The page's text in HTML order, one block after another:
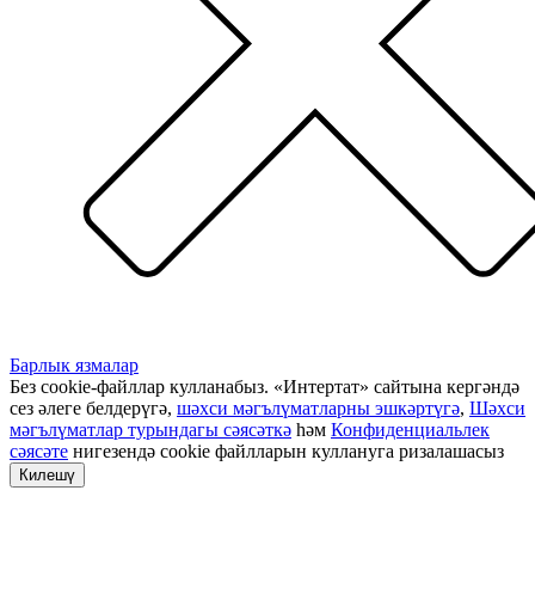
Барлык язмалар
Без cookie-файллар кулланабыз. «Интертат» сайтына кергәндә
сез әлеге белдерүгә, шәхси мәгълүматларны эшкәртүгә, Шәхси
мәгълүматлар турындагы сәясәткә һәм Конфиденциальлек
сәясәте нигезендә cookie файлларын куллануга ризалашасыз
Килешү